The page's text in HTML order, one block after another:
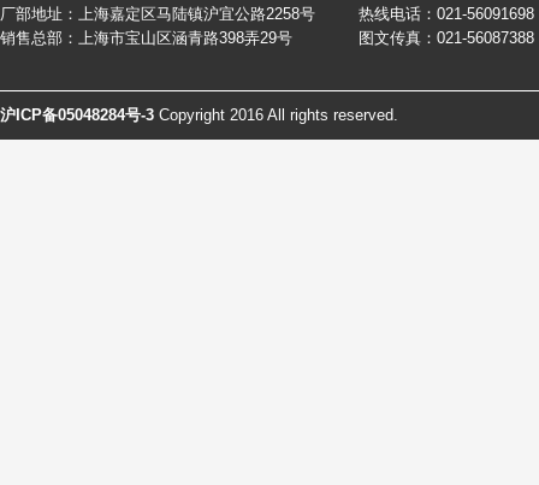
厂部地址：上海嘉定区马陆镇沪宜公路2258号
销售总部：上海市宝山区涵青路398弄29号
热线电话：021-
图文传真：021-56087388
沪ICP备05048284号-3 Copyright 2016 All rights reserved.